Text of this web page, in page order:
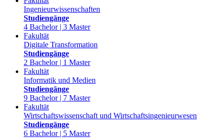
Ingenieurwissenschaften
Studiengänge
4 Bachelor | 3 Master
Fakultät
Digitale Transformation
Studiengänge
2 Bachelor | 1 Master
Fakultät
Informatik und Medien
Studiengänge
9 Bachelor | 7 Master
Fakultät
Wirtschaftswissenschaft und Wirtschaftsingenieurwesen
Studiengänge
6 Bachelor | 5 Master